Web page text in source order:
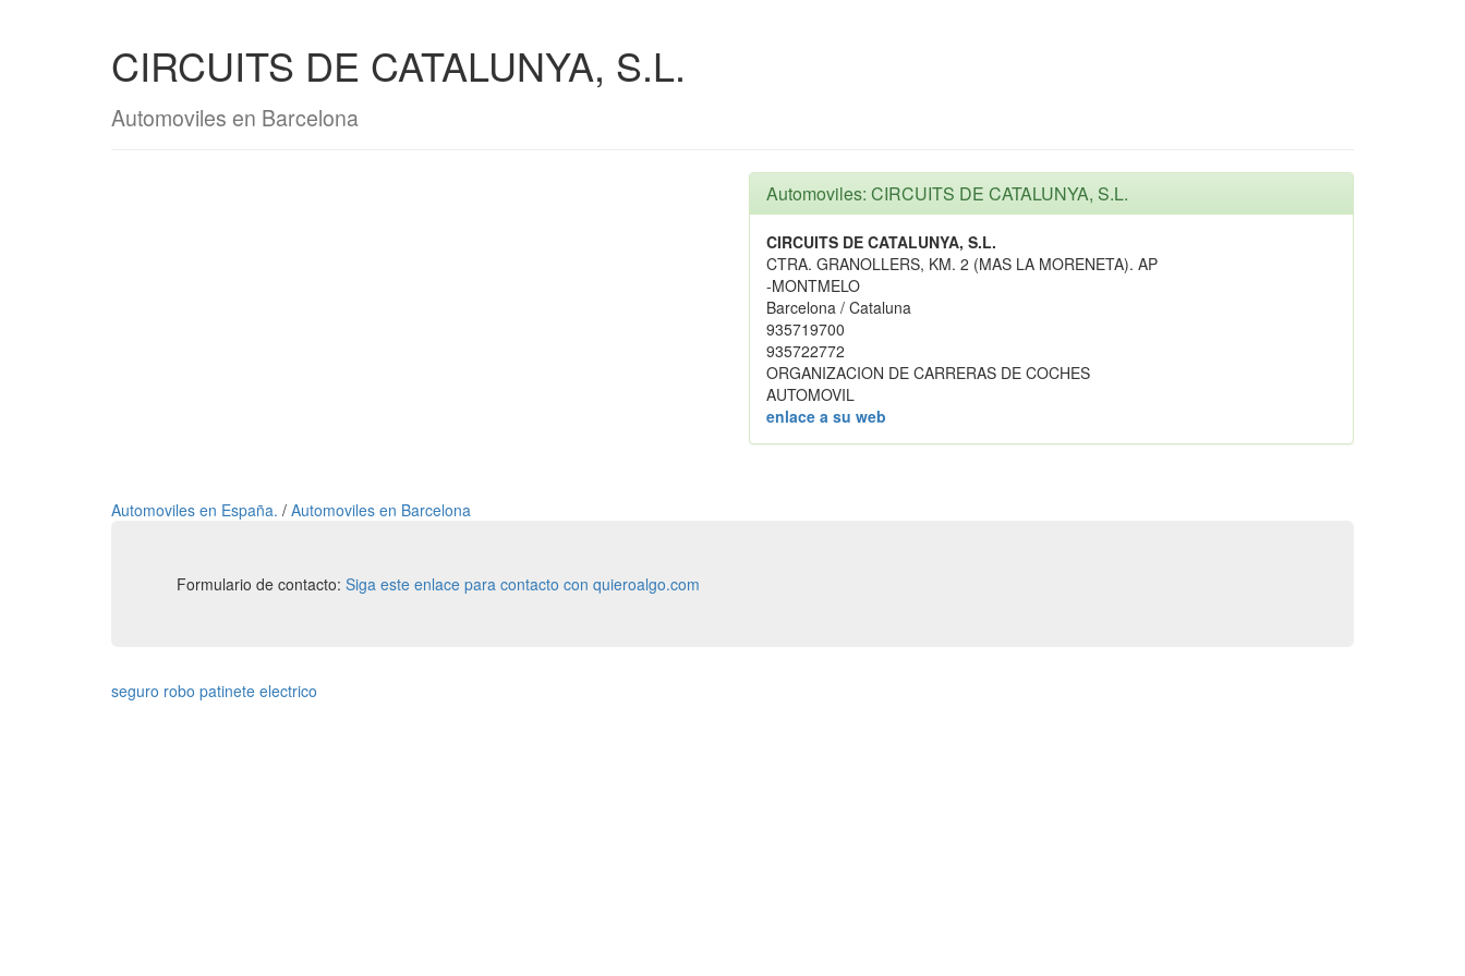
CIRCUITS DE CATALUNYA, S.L.
Automoviles en Barcelona
Automoviles: CIRCUITS DE CATALUNYA, S.L.
CIRCUITS DE CATALUNYA, S.L.
CTRA. GRANOLLERS, KM. 2 (MAS LA MORENETA). AP
-MONTMELO
Barcelona / Cataluna
935719700
935722772
ORGANIZACION DE CARRERAS DE COCHES
AUTOMOVIL
enlace a su web
Automoviles en España. / Automoviles en Barcelona
Formulario de contacto: Siga este enlace para contacto con quieroalgo.com
seguro robo patinete electrico